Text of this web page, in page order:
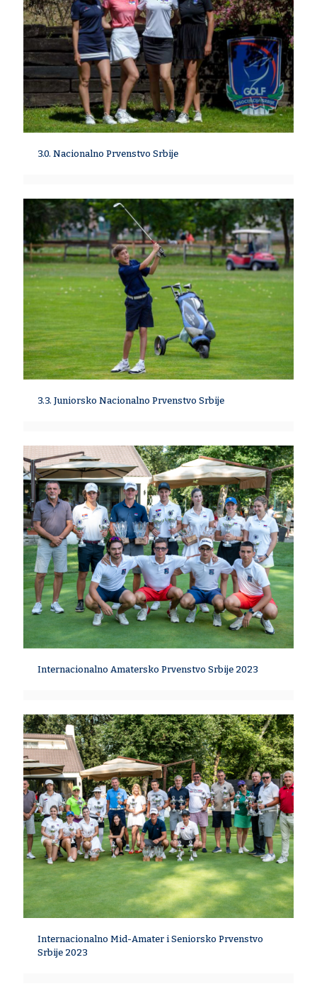
3.0. Nacionalno Prvenstvo Srbije
3.3. Juniorsko Nacionalno Prvenstvo Srbije
Internacionalno Amatersko Prvenstvo Srbije 2023
Internacionalno Mid-Amater i Seniorsko Prvenstvo
Srbije 2023